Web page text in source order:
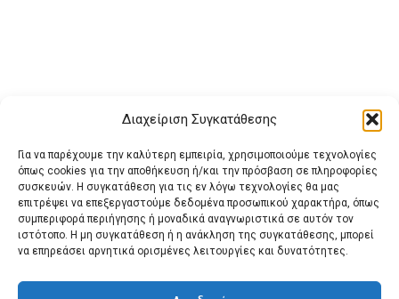
Διαχείριση Συγκατάθεσης
Για να παρέχουμε την καλύτερη εμπειρία, χρησιμοποιούμε τεχνολογίες
όπως cookies για την αποθήκευση ή/και την πρόσβαση σε πληροφορίες
συσκευών. Η συγκατάθεση για τις εν λόγω τεχνολογίες θα μας
επιτρέψει να επεξεργαστούμε δεδομένα προσωπικού χαρακτήρα, όπως
συμπεριφορά περιήγησης ή μοναδικά αναγνωριστικά σε αυτόν τον
ιστότοπο. Η μη συγκατάθεση ή η ανάκληση της συγκατάθεσης, μπορεί
να επηρεάσει αρνητικά ορισμένες λειτουργίες και δυνατότητες.
Buy Adspace ΑΡΧΙΚΗ ΕΠΙΚΟΙΝΩΝΙΑ
ΟΡΟΙ ΧΡΗΣΗΣ